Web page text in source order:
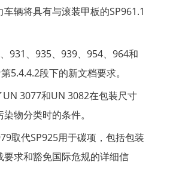
辆将具有与滚装甲板的SP961.1
931、935、939、954、964和
5.4.4.2段下的新文档要求。
UN 3077和UN 3082在包装尺寸
物分类时的条件。
取代SP925用于碳项，包括包装
要求和豁免国际危规的详细信